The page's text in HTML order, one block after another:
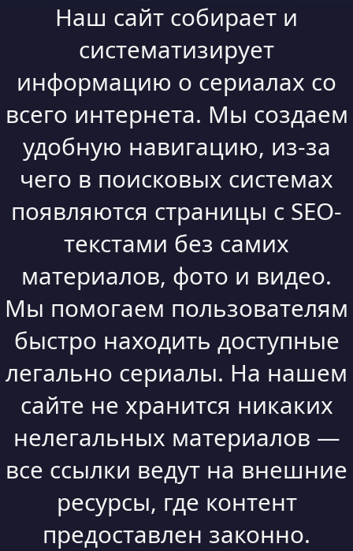
Наш сайт собирает и
систематизирует
информацию о сериалах со
всего интернета. Мы создаем
удобную навигацию, из-за
чего в поисковых системах
появляются страницы с SEO-
текстами без самих
материалов, фото и видео.
Мы помогаем пользователям
быстро находить доступные
легально сериалы. На нашем
сайте не хранится никаких
нелегальных материалов —
все ссылки ведут на внешние
ресурсы, где контент
предоставлен законно.